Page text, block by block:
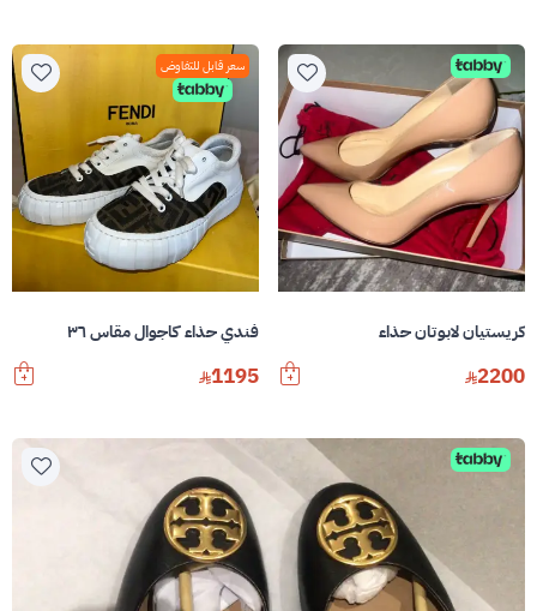
كريستيان لابوتان حذاء
2200
سعر قابل للتفاوض
فندي حذاء كاجوال مقاس ٣٦
1195